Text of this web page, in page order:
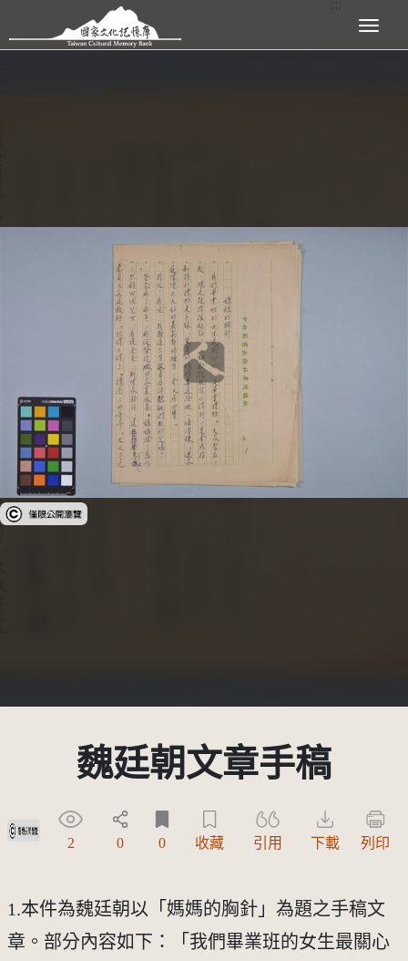
跳到主要內容區塊 展開選單
受著作權法保護-僅限於本平台有限度公開瀏覽
魏廷朝文章手稿
受著作權法保護-僅限於本平台有限度公開瀏覽
2 0 0 收藏 引用 下載 列印
1.本件為魏廷朝以「媽媽的胸針」為題之手稿文
章。部分內容如下：「我們畢業班的女生最關心